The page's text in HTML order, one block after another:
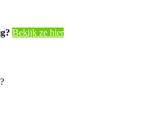
Bekijk ze hier